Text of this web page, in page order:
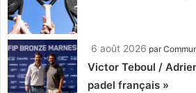
6 août 2026 par
Victor Teboul /
padel français »